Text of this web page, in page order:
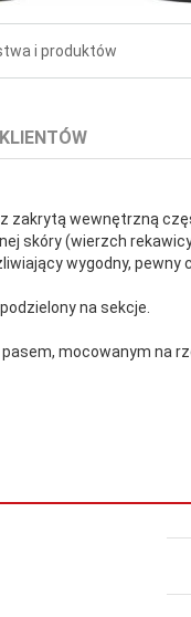
i produktów
zakrytą wewnętrzną
skóry (wierzch
wygodny, pewny
na sekcje.
mocowanym na